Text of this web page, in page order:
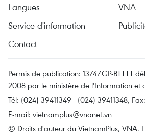
Langues
VNA
Service d'information
Contact
Permis de publication: 1374/GP-BTTTT
2008 par le ministère de l'Information et
Tél: (024) 39411349 - (024) 39411348,
E-mail: vietnamplus@vnanet.vn
© Droits d'auteur du VietnamPlus, VNA.